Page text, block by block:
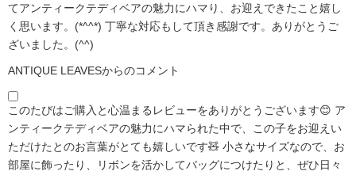
てアンティークテディベアの魅力にハマり、お迎えできたこと嬉し
く思います。(*^^*) 丁寧な対応もして頂き感謝です。ありがとうご
ざいました。(^^)
ANTIQUE LEAVESからのコメント
このたびはご購入と心温まるレビューをありがとうございます😊 ア
ンティークテディベアの魅力にハマられた中で、この子をお迎えい
ただけたとのお言葉がとても嬉しいです🧸 小さなサイズなので、お
部屋に飾ったり、リボンを活かしてバッグにつけたりと、ぜひ日々